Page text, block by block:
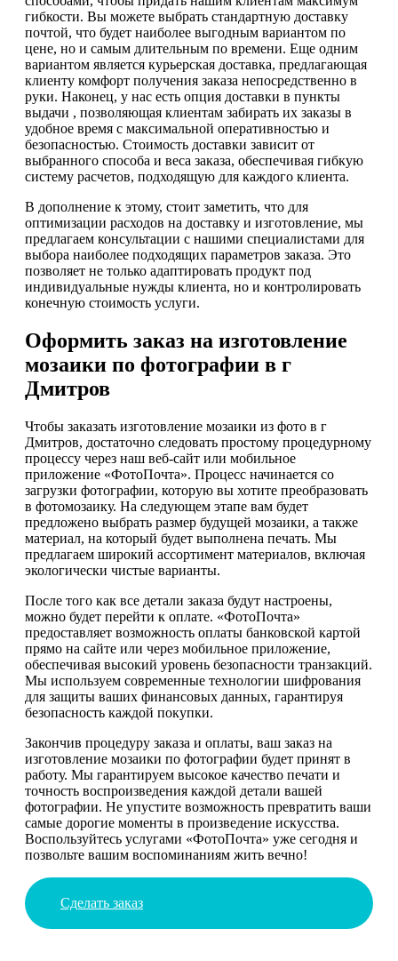
гибкости. Вы можете выбрать стандартную доставку
почтой, что будет наиболее выгодным вариантом по
цене, но и самым длительным по времени. Еще одним
вариантом является курьерская доставка, предлагающая
клиенту комфорт получения заказа непосредственно в
руки. Наконец, у нас есть опция доставки в пункты
выдачи , позволяющая клиентам забирать их заказы в
удобное время с максимальной оперативностью и
безопасностью. Стоимость доставки зависит от
выбранного способа и веса заказа, обеспечивая гибкую
систему расчетов, подходящую для каждого клиента.
В дополнение к этому, стоит заметить, что для
оптимизации расходов на доставку и изготовление, мы
предлагаем консультации с нашими специалистами для
выбора наиболее подходящих параметров заказа. Это
позволяет не только адаптировать продукт под
индивидуальные нужды клиента, но и контролировать
конечную стоимость услуги.
Оформить заказ на изготовление
мозаики по фотографии в г
Дмитров
Чтобы заказать изготовление мозаики из фото в г
Дмитров, достаточно следовать простому процедурному
процессу через наш веб-сайт или мобильное
приложение «ФотоПочта». Процесс начинается со
загрузки фотографии, которую вы хотите преобразовать
в фотомозаику. На следующем этапе вам будет
предложено выбрать размер будущей мозаики, а также
материал, на который будет выполнена печать. Мы
предлагаем широкий ассортимент материалов, включая
экологически чистые варианты.
После того как все детали заказа будут настроены,
можно будет перейти к оплате. «ФотоПочта»
предоставляет возможность оплаты банковской картой
прямо на сайте или через мобильное приложение,
обеспечивая высокий уровень безопасности транзакций.
Мы используем современные технологии шифрования
для защиты ваших финансовых данных, гарантируя
безопасность каждой покупки.
Закончив процедуру заказа и оплаты, ваш заказ на
изготовление мозаики по фотографии будет принят в
работу. Мы гарантируем высокое качество печати и
точность воспроизведения каждой детали вашей
фотографии. Не упустите возможность превратить ваши
самые дорогие моменты в произведение искусства.
Воспользуйтесь услугами «ФотоПочта» уже сегодня и
позвольте вашим воспоминаниям жить вечно!
Сделать заказ